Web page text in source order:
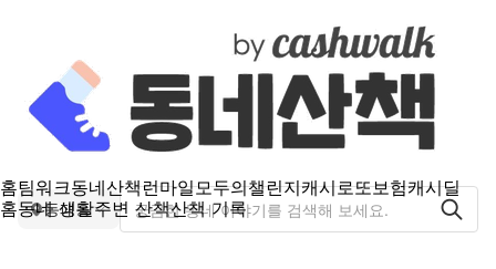
홈팀워크동네산책런마일모두의챌린지캐시로또보험캐시딜
홈동네 생활주변 산책산책 기록
동패동